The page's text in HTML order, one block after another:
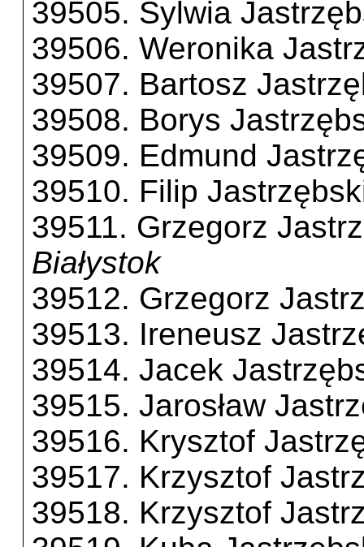
39505. Sylwia
39506. Weronika
39507. Bartosz
39508. Borys
39509. Edmund
39510. Filip
39511. Grzegorz
Białystok
39512. Grzegorz
39513. Ireneusz
39514. Jacek
39515. Jarosław
39516. Krysztof
39517. Krzysztof
39518. Krzysztof